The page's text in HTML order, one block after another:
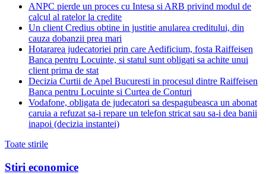
ANPC pierde un proces cu Intesa si ARB privind modul de
calcul al ratelor la credite
Un client Credius obtine in justitie anularea creditului, din
cauza dobanzii prea mari
Hotararea judecatoriei prin care Aedificium, fosta Raiffeisen
Banca pentru Locuinte, si statul sunt obligati sa achite unui
client prima de stat
Decizia Curtii de Apel Bucuresti in procesul dintre Raiffeisen
Banca pentru Locuinte si Curtea de Conturi
Vodafone, obligata de judecatori sa despagubeasca un abonat
caruia a refuzat sa-i repare un telefon stricat sau sa-i dea banii
inapoi (decizia instantei)
Toate stirile
Stiri economice